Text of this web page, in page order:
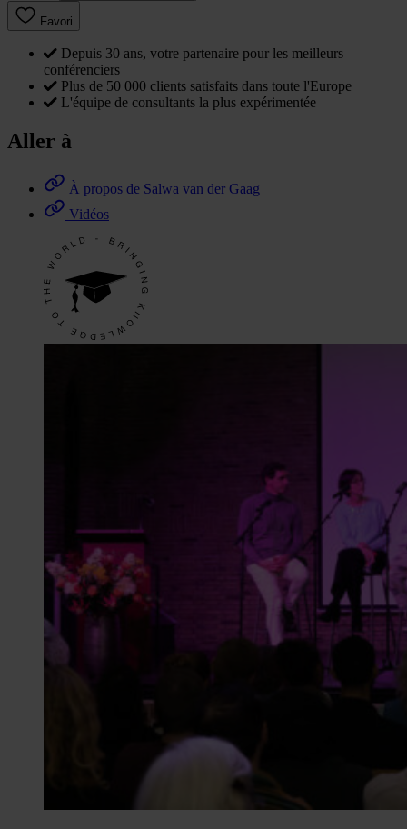
Favori
Depuis 30 ans, votre partenaire pour les meilleurs
conférenciers
Plus de 50 000 clients satisfaits dans toute l'Europe
L'équipe de consultants la plus expérimentée
Aller à
À propos de Salwa van der Gaag
Vidéos